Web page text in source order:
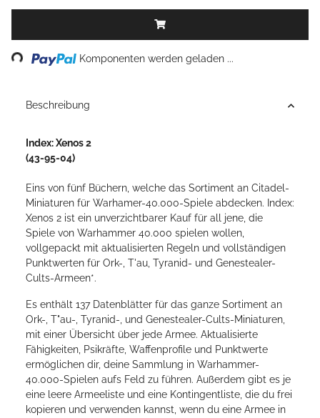
Komponenten werden geladen ...
Beschreibung
Index: Xenos 2
(43-95-04)
Eins von fünf Büchern, welche das Sortiment an Citadel-
Miniaturen für Warhamer-40.000-Spiele abdecken. Index:
Xenos 2 ist ein unverzichtbarer Kauf für all jene, die
Spiele von Warhammer 40.000 spielen wollen,
vollgepackt mit aktualisierten Regeln und vollständigen
Punktwerten für Ork-, T'au, Tyranid- und Genestealer-
Cults-Armeen*.
Es enthält 137 Datenblätter für das ganze Sortiment an
Ork-, T"au-, Tyranid-, und Genestealer-Cults-Miniaturen,
mit einer Übersicht über jede Armee. Aktualisierte
Fähigkeiten, Psikräfte, Waffenprofile und Punktwerte
ermöglichen dir, deine Sammlung in Warhammer-
40.000-Spielen aufs Feld zu führen. Außerdem gibt es je
eine leere Armeeliste und eine Kontingentliste, die du frei
kopieren und verwenden kannst, wenn du eine Armee in